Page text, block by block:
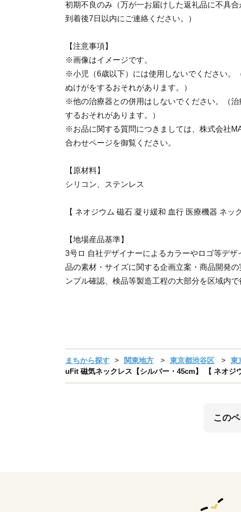
初期不良のみ（万が一お届けした返礼品に不具
到着後7日以内にご連絡ください。）
【注意事項】
※画像はイメージです。
※小児（6歳以下）には使用しないでください。
ぬけがをするおそれがあります。）
※他の治療器との併用はしないでください。（
するおそれがあります。）
※お品に関する質問につきましては、株式会社
合わせページを御覧ください。
【原材料】
シリコン、ステンレス
【 ネオジウム 磁石 凝り緩和 血行 医療機器 ネッ
【地場産品基準】
3号ロ 自社デザイナーによるカラーやロゴ等デザ
品の素材・サイズに関する企画立案・商品開発
ンプル確認、検品等製造工程の大部分を区域内で
まちから探す 関東地方 東京都渋谷区
東
uFit 磁気ネックレス【シルバー・45cm】 【 ネオジ
この